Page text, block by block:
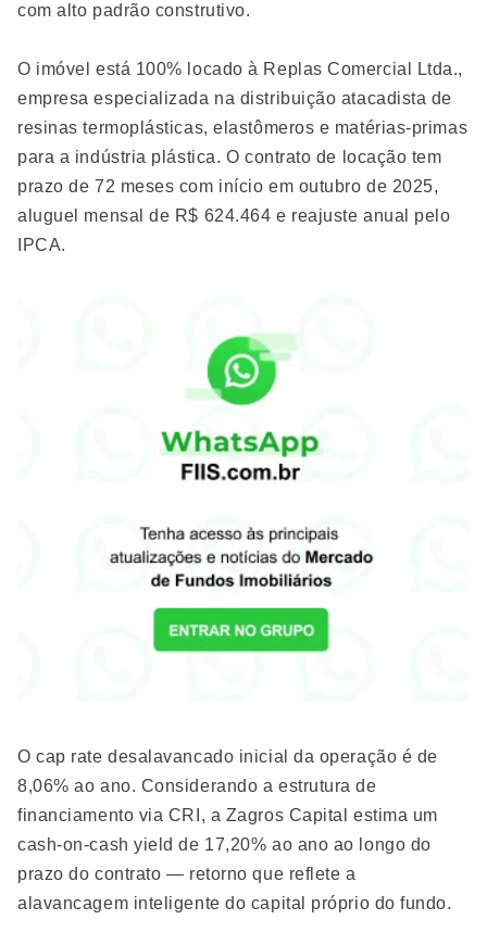
com alto padrão construtivo.
O imóvel está 100% locado à Replas Comercial Ltda.,
empresa especializada na distribuição atacadista de
resinas termoplásticas, elastômeros e matérias-primas
para a indústria plástica. O contrato de locação tem
prazo de 72 meses com início em outubro de 2025,
aluguel mensal de R$ 624.464 e reajuste anual pelo
IPCA.
O cap rate desalavancado inicial da operação é de
8,06% ao ano. Considerando a estrutura de
financiamento via CRI, a Zagros Capital estima um
cash-on-cash yield de 17,20% ao ano ao longo do
prazo do contrato — retorno que reflete a
alavancagem inteligente do capital próprio do fundo.